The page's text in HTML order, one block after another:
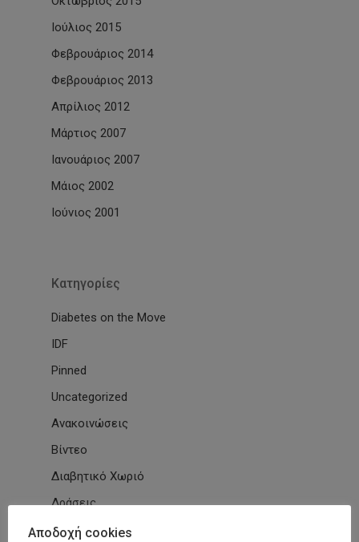
Ιούλιος 2015
Φεβρουάριος 2014
Φεβρουάριος 2013
Απρίλιος 2012
Μάρτιος 2007
Ιανουάριος 2007
Μάιος 2002
Ιούνιος 2001
Kατηγορίες
Diabetes on the Move
IDF
Pinned
Uncategorized
Ανακοινώσεις
Βίντεο
Διαβητικό Χωριό
Δράσεις
Εγκύκλιοι
Αποδοχή cookies